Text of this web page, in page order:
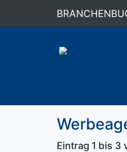
Eintrag 1 bis 3